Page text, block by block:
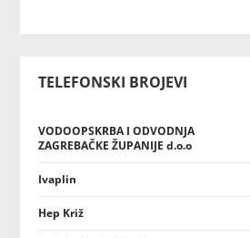
TELEFONSKI BROJEVI
VODOOPSKRBA I ODVODNJA
ZAGREBAČKE ŽUPANIJE d.o.o
Ivaplin
Hep Križ